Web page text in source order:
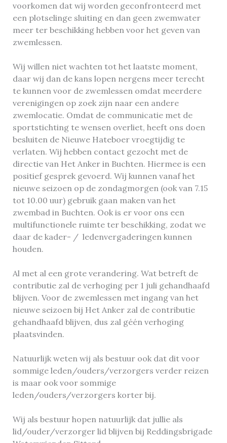
voorkomen dat wij worden geconfronteerd met
een plotselinge sluiting en dan geen zwemwater
meer ter beschikking hebben voor het geven van
zwemlessen.
Wij willen niet wachten tot het laatste moment,
daar wij dan de kans lopen nergens meer terecht
te kunnen voor de zwemlessen omdat meerdere
verenigingen op zoek zijn naar een andere
zwemlocatie. Omdat de communicatie met de
sportstichting te wensen overliet, heeft ons doen
besluiten de Nieuwe Hateboer vroegtijdig te
verlaten. Wij hebben contact gezocht met de
directie van Het Anker in Buchten. Hiermee is een
positief gesprek gevoerd. Wij kunnen vanaf het
nieuwe seizoen op de zondagmorgen (ook van 7.15
tot 10.00 uur) gebruik gaan maken van het
zwembad in Buchten. Ook is er voor ons een
multifunctionele ruimte ter beschikking, zodat we
daar de kader- / ledenvergaderingen kunnen
houden.
Al met al een grote verandering. Wat betreft de
contributie zal de verhoging per 1 juli gehandhaafd
blijven. Voor de zwemlessen met ingang van het
nieuwe seizoen bij Het Anker zal de contributie
gehandhaafd blijven, dus zal géén verhoging
plaatsvinden.
Natuurlijk weten wij als bestuur ook dat dit voor
sommige leden/ouders/verzorgers verder reizen
is maar ook voor sommige
leden/ouders/verzorgers korter bij.
Wij als bestuur hopen natuurlijk dat jullie als
lid/ouder/verzorger lid blijven bij Reddingsbrigade